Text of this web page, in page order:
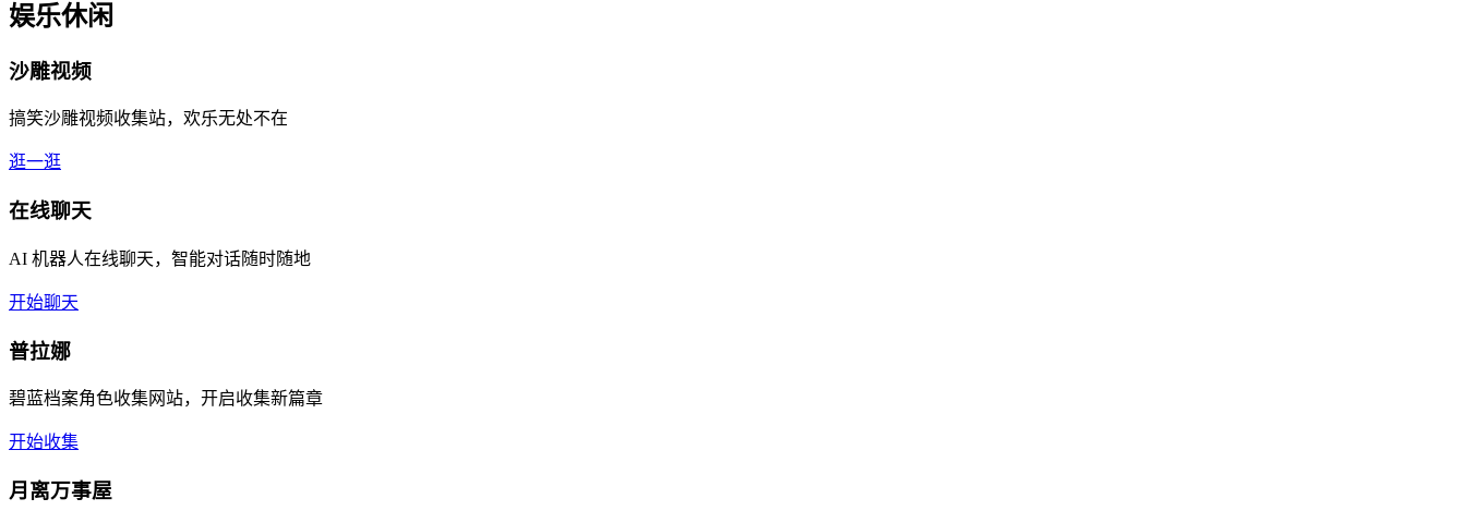
娱乐休闲
沙雕视频
搞笑沙雕视频收集站，欢乐无处不在
逛一逛
在线聊天
AI 机器人在线聊天，智能对话随时随地
开始聊天
普拉娜
碧蓝档案角色收集网站，开启收集新篇章
开始收集
月离万事屋